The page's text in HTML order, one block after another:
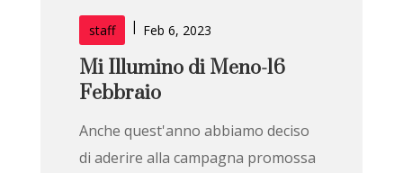
staff | Feb 6, 2023
Mi Illumino di Meno-16
Febbraio
Anche quest'anno abbiamo deciso
di aderire alla campagna promossa